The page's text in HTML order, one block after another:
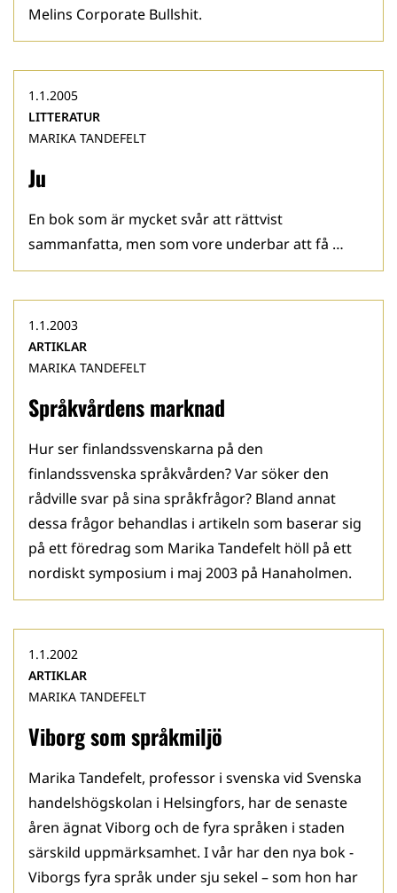
Melins Corporate Bullshit.
Ju
1.1.2005
LITTERATUR
MARIKA TANDEFELT
En bok som är mycket svår att rättvist
sammanfatta, men som vore underbar att få …
Språkvårdens marknad
1.1.2003
ARTIKLAR
MARIKA TANDEFELT
Hur ser finlandssvenskarna på den
finlandssvenska språkvården? Var söker den
rådville svar på sina språkfrågor? Bland annat
dessa frågor behandlas i artikeln som baserar sig
på ett föredrag som Marika Tandefelt höll på ett
nordiskt symposium i maj 2003 på Hanaholmen.
Viborg som språkmiljö
1.1.2002
ARTIKLAR
MARIKA TANDEFELT
Marika Tandefelt, professor i svenska vid Svenska
handels­högskolan i Helsingfors, har de senaste
åren ägnat Viborg och de fyra språken i staden
särskild uppmärksamhet. I vår har den nya bok -
Viborgs fyra språk under sju sekel – som hon har